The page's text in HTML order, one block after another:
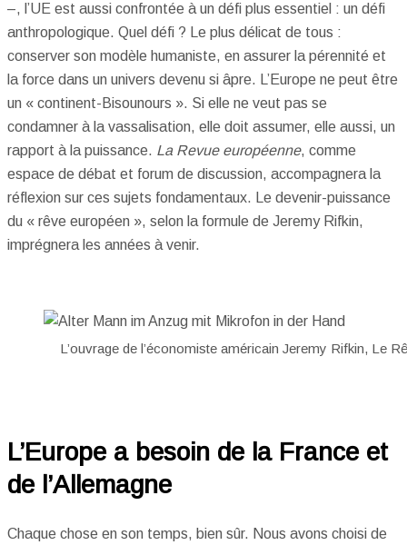
–, l’UE est aussi confrontée à un défi plus essentiel : un défi
anthropologique. Quel défi ? Le plus délicat de tous :
conserver son modèle humaniste, en assurer la pérennité et
la force dans un univers devenu si âpre. L’Europe ne peut être
un « continent-Bisounours ». Si elle ne veut pas se
condamner à la vassalisation, elle doit assumer, elle aussi, un
rapport à la puissance. La Revue européenne, comme
espace de débat et forum de discussion, accompagnera la
réflexion sur ces sujets fondamentaux. Le devenir-puissance
du « rêve européen », selon la formule de Jeremy Rifkin,
imprégnera les années à venir.
L’ouvrage de l’économiste américain Jeremy Rifkin, Le
L’Europe a besoin de la France et
de l’Allemagne
Chaque chose en son temps, bien sûr. Nous avons choisi de